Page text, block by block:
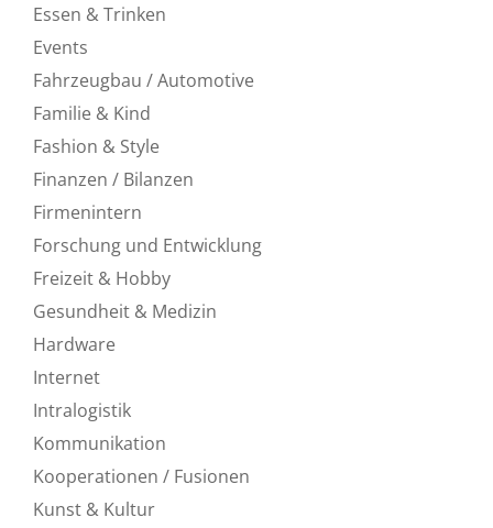
Essen & Trinken
Events
Fahrzeugbau / Automotive
Familie & Kind
Fashion & Style
Finanzen / Bilanzen
Firmenintern
Forschung und Entwicklung
Freizeit & Hobby
Gesundheit & Medizin
Hardware
Internet
Intralogistik
Kommunikation
Kooperationen / Fusionen
Kunst & Kultur